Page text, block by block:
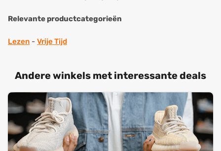
Relevante productcategorieën
Lezen - Vrije Tijd
Andere winkels met interessante deals